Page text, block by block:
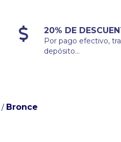
20% DE
Por pago efectivo,
depósito...
/ Bronce